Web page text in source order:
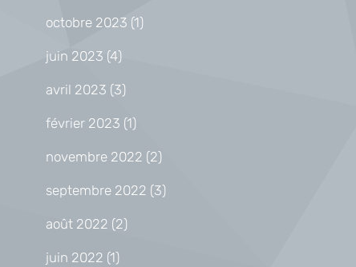
octobre 2023 (1)
juin 2023 (4)
avril 2023 (3)
février 2023 (1)
novembre 2022 (2)
septembre 2022 (3)
août 2022 (2)
juin 2022 (1)